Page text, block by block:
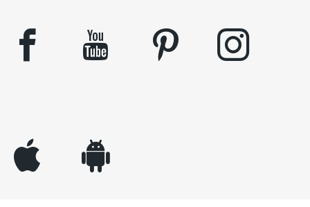
facebook youtube pinterest instagram
appleinc android